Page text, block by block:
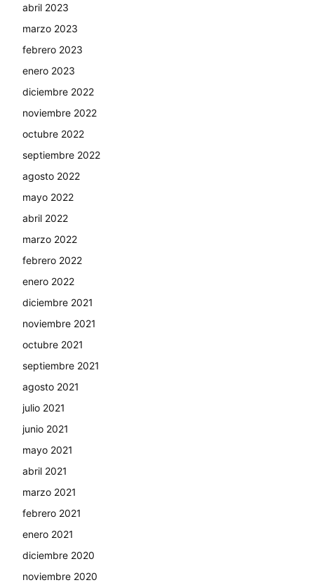
abril 2023
marzo 2023
febrero 2023
enero 2023
diciembre 2022
noviembre 2022
octubre 2022
septiembre 2022
agosto 2022
mayo 2022
abril 2022
marzo 2022
febrero 2022
enero 2022
diciembre 2021
noviembre 2021
octubre 2021
septiembre 2021
agosto 2021
julio 2021
junio 2021
mayo 2021
abril 2021
marzo 2021
febrero 2021
enero 2021
diciembre 2020
noviembre 2020